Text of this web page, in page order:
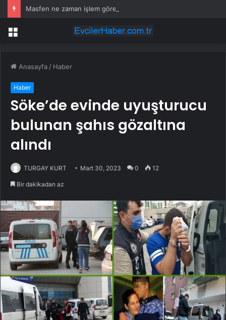
Menü
Anasayfa / Haber
Haber
Söke’de evinde uyuşturucu
bulunan şahıs gözaltına
alındı
TURGAY KURT Mart 30, 2023 0 12
Bir dakikadan az